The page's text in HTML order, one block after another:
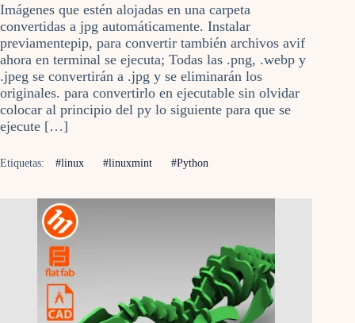
Imágenes que estén alojadas en una carpeta
convertidas a jpg automáticamente. Instalar
previamentepip, para convertir también archivos avif
ahora en terminal se ejecuta; Todas las .png, .webp y
.jpeg se convertirán a .jpg y se eliminarán los
originales. para convertirlo en ejecutable sin olvidar
colocar al principio del py lo siguiente para que se
ejecute […]
Etiquetas: #linux #linuxmint #Python